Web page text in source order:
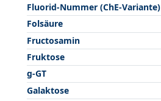
Fluorid-Nummer (ChE-Variante)
Folsäure
Fructosamin
Fruktose
g-GT
Galaktose